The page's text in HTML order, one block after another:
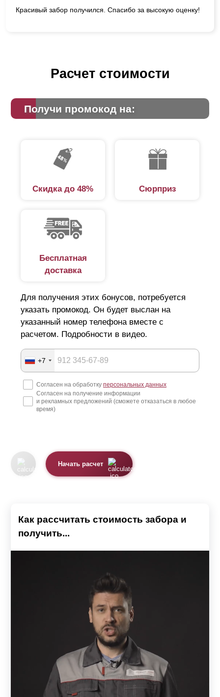
Красивый забор получился. Спасибо за высокую оценку!
Расчет стоимости
Получи промокод на:
Скидка до 48% Сюрприз
Бесплатная
доставка
Для получения этих бонусов, потребуется
указать промокод. Он будет выслан на
указанный номер телефона вместе с
расчетом. Подробности в видео.
+7
Согласен на обработку персональных данных
Согласен на получение информации
и рекламных предложений (сможете отказаться в любое
время)
Начать расчет
Как рассчитать стоимость забора и
получить...